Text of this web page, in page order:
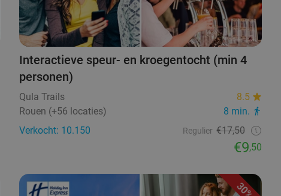
Interactieve speur- en kroegentocht (min 4
personen)
Qula Trails
8.5
Rouen (+56 locaties)
8 min.
Verkocht: 10.150
Regulier €17,50
€9,50
30%